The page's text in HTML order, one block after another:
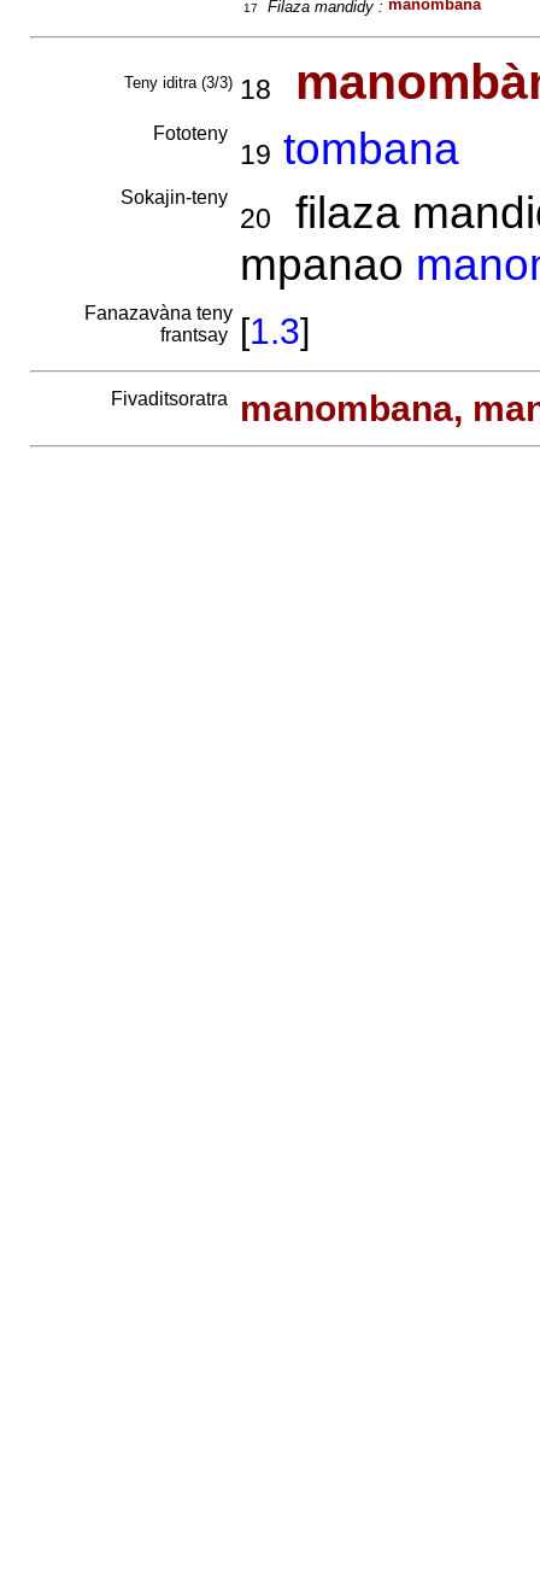
17 Filaza mandidy : manombàna
Teny iditra (3/3) 18
Fototeny
19 tombana
Sokajin-teny
20
filaza
mpanao
Fanazavàna teny
frantsay
[1.3]
Fivaditsoratra manombana,